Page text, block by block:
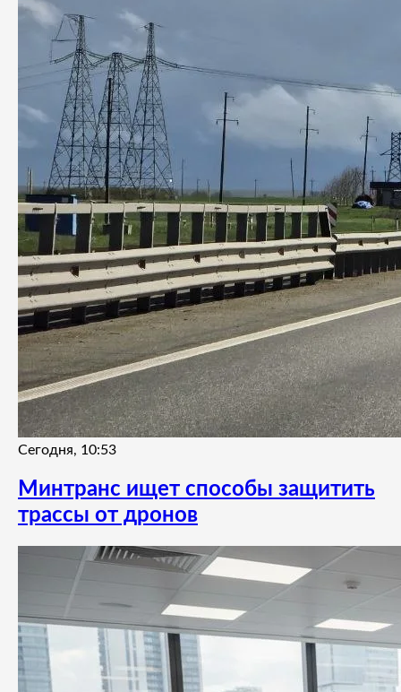
Сегодня, 10:53
Минтранс ищет способы защитить
трассы от дронов